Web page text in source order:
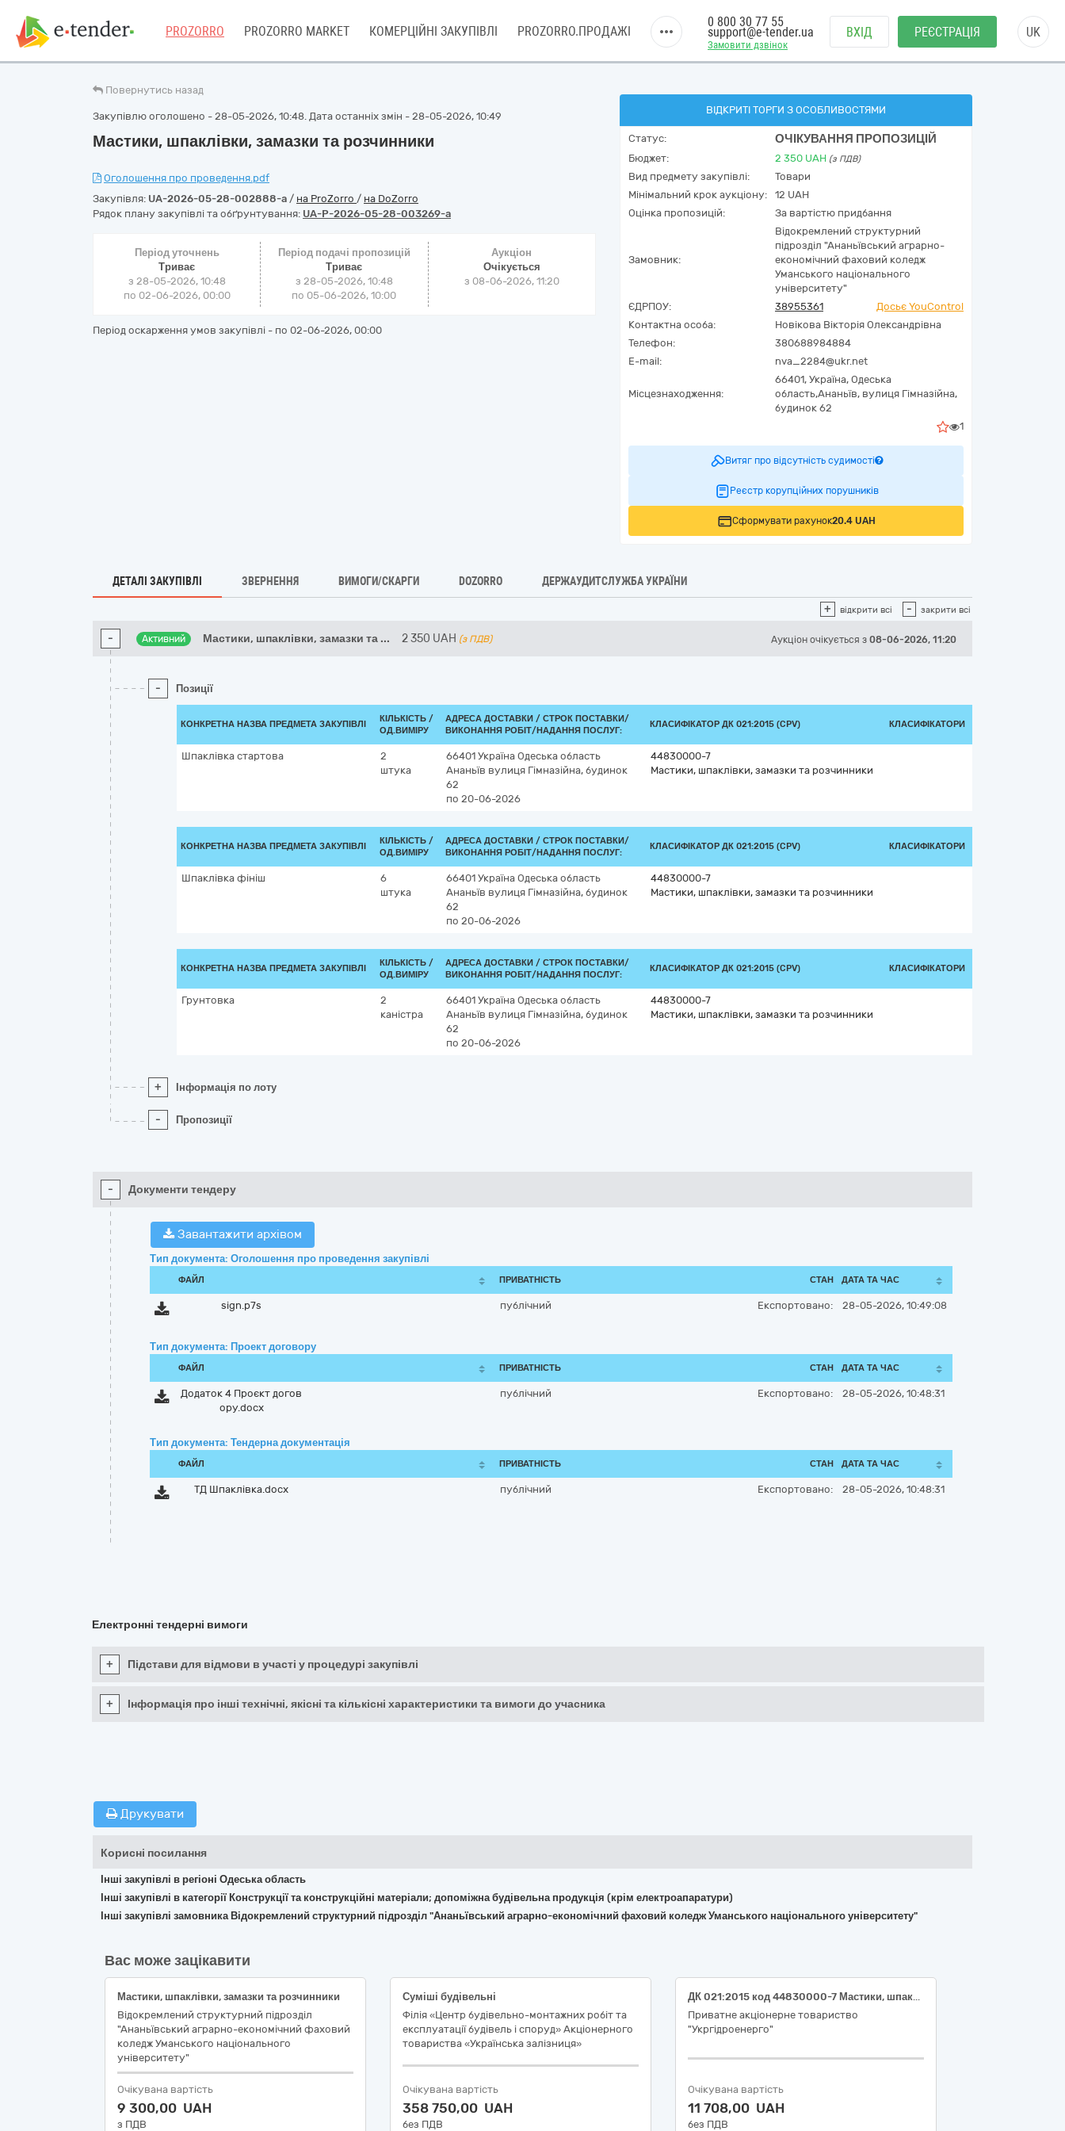
PROZORRO PROZORRO MARKET КОМЕРЦІЙНІ ЗАКУПІВЛІ PROZORRO.ПРОДАЖІ
Замовити дзвінок
0 800 30 77 55
support@e-tender.ua ВХІД РЕЄСТРАЦІЯ UK
Повернутись назад
Закупівлю оголошено - 28-05-2026, 10:48. Дата останніх змін - 28-05-2026, 10:49
Мастики, шпаклівки, замазки та розчинники
Оголошення про проведення.pdf
Закупівля: UA-2026-05-28-002888-a / на ProZorro / на DoZorro
Рядок плану закупівлі та обґрунтування: UA-P-2026-05-28-003269-a
Період уточнень
Триває
з 28-05-2026, 10:48
по 02-06-2026, 00:00
Період подачі пропозицій
Триває
з 28-05-2026, 10:48
по 05-06-2026, 10:00
Аукціон
Очікується
з 08-06-2026, 11:20
Період оскарження умов закупівлі - по 02-06-2026, 00:00
ВІДКРИТІ ТОРГИ З ОСОБЛИВОСТЯМИ
Статус: ОЧІКУВАННЯ ПРОПОЗИЦІЙ
Бюджет: 2 350 UAH (з ПДВ)
Вид предмету закупівлі:
Товари
Мінімальний крок аукціону:
12 UAH
Оцінка пропозицій:
За вартістю придбання
Замовник:
Відокремлений структурний
підрозділ "Ананьївський аграрно-
економічний фаховий коледж
Уманського національного
університету"
ЄДРПОУ:
38955361
Досьє YouControl
Контактна особа:
Новікова Вікторія Олександрівна
Телефон:
380688984884
E-mail:
nva_2284@ukr.net
Місцезнаходження:
66401, Україна, Одеська
область,Ананьїв, вулиця Гімназійна,
будинок 62
1
Витяг про відсутність судимості
Реєстр корупційних порушників
Сформувати рахунок20.4 UAH
ДЕТАЛІ ЗАКУПІВЛІ ЗВЕРНЕННЯ ВИМОГИ/СКАРГИ DOZORRO ДЕРЖАУДИТСЛУЖБА УКРАЇНИ
+ відкрити всі - закрити всі
- Активний Мастики, шпаклівки, замазки та ... 2 350 UAH (з ПДВ) Аукціон очікується з 08-06-2026, 11:20
- Позиції
КОНКРЕТНА НАЗВА ПРЕДМЕТА ЗАКУПІВЛІ
КІЛЬКІСТЬ /
ОД.ВИМІРУ
АДРЕСА ДОСТАВКИ / СТРОК ПОСТАВКИ/
ВИКОНАННЯ РОБІТ/НАДАННЯ ПОСЛУГ:
КЛАСИФІКАТОР ДК 021:2015 (CPV) КЛАСИФІКАТОРИ
Шпаклівка стартова
2
штука
66401 Україна Одеська область
Ананьїв вулиця Гімназійна, будинок
62
по 20-06-2026
44830000-7
Мастики, шпаклівки, замазки та розчинники
КОНКРЕТНА НАЗВА ПРЕДМЕТА ЗАКУПІВЛІ
КІЛЬКІСТЬ /
ОД.ВИМІРУ
АДРЕСА ДОСТАВКИ / СТРОК ПОСТАВКИ/
ВИКОНАННЯ РОБІТ/НАДАННЯ ПОСЛУГ:
КЛАСИФІКАТОР ДК 021:2015 (CPV) КЛАСИФІКАТОРИ
Шпаклівка фініш
6
штука
66401 Україна Одеська область
Ананьїв вулиця Гімназійна, будинок
62
по 20-06-2026
44830000-7
Мастики, шпаклівки, замазки та розчинники
КОНКРЕТНА НАЗВА ПРЕДМЕТА ЗАКУПІВЛІ
КІЛЬКІСТЬ /
ОД.ВИМІРУ
АДРЕСА ДОСТАВКИ / СТРОК ПОСТАВКИ/
ВИКОНАННЯ РОБІТ/НАДАННЯ ПОСЛУГ:
КЛАСИФІКАТОР ДК 021:2015 (CPV) КЛАСИФІКАТОРИ
Грунтовка
2
каністра
66401 Україна Одеська область
Ананьїв вулиця Гімназійна, будинок
62
по 20-06-2026
44830000-7
Мастики, шпаклівки, замазки та розчинники
+ Інформація по лоту
- Пропозиції
- Документи тендеру
Завантажити архівом
Тип документа: Оголошення про проведення закупівлі
ФАЙЛ ПРИВАТНІСТЬ СТАН ДАТА ТА ЧАС
sign.p7s публічний Експортовано: 28-05-2026, 10:49:08
Тип документа: Проект договору
ФАЙЛ ПРИВАТНІСТЬ СТАН ДАТА ТА ЧАС
Додаток 4 Проєкт догов
ору.docx
публічний Експортовано: 28-05-2026, 10:48:31
Тип документа: Тендерна документація
ФАЙЛ ПРИВАТНІСТЬ СТАН ДАТА ТА ЧАС
ТД Шпаклівка.docx публічний Експортовано: 28-05-2026, 10:48:31
Електронні тендерні вимоги
+ Підстави для відмови в участі у процедурі закупівлі
+ Інформація про інші технічні, якісні та кількісні характеристики та вимоги до учасника
Друкувати
Корисні посилання
Інші закупівлі в регіоні Одеська область
Інші закупівлі в категорії Конструкції та конструкційні матеріали; допоміжна будівельна продукція (крім електроапаратури)
Інші закупівлі замовника Відокремлений структурний підрозділ "Ананьївський аграрно-економічний фаховий коледж Уманського національного університету"
Вас може зацікавити
Мастики, шпаклівки, замазки та розчинники
Відокремлений структурний підрозділ
"Ананьївський аграрно-економічний фаховий
коледж Уманського національного
університету"
Очікувана вартість
9 300,00 UAH
з ПДВ
Суміші будівельні
Філія «Центр будівельно-монтажних робіт та
експлуатації будівель і споруд» Акціонерного
товариства «Українська залізниця»
Очікувана вартість
358 750,00 UAH
без ПДВ
ДК 021:2015 код 44830000-7 Мастики, шпаклівки, замазки та розчинники (Закупівля розчинника філії "Середньодніпровська ГЕС" ПрАТ "Укргідроенерго")
Приватне акціонерне товариство
"Укргідроенерго"
Очікувана вартість
11 708,00 UAH
без ПДВ